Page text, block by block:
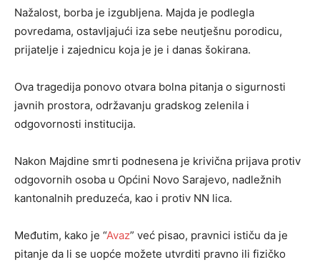
Nažalost, borba je izgubljena. Majda je podlegla
povredama, ostavljajući iza sebe neutješnu porodicu,
prijatelje i zajednicu koja je je i danas šokirana.
Ova tragedija ponovo otvara bolna pitanja o sigurnosti
javnih prostora, održavanju gradskog zelenila i
odgovornosti institucija.
Nakon Majdine smrti podnesena je krivična prijava protiv
odgovornih osoba u Općini Novo Sarajevo, nadležnih
kantonalnih preduzeća, kao i protiv NN lica.
Međutim, kako je “Avaz” već pisao, pravnici ističu da je
pitanje da li se uopće možete utvrditi pravno ili fizičko